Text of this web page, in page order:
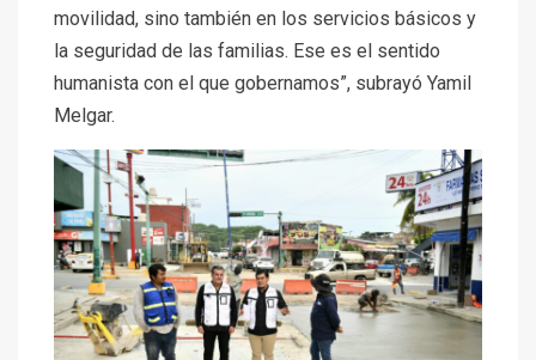
movilidad, sino también en los servicios básicos y
la seguridad de las familias. Ese es el sentido
humanista con el que gobernamos”, subrayó Yamil
Melgar.